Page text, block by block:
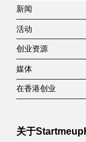
新闻
活动
创业资源
媒体
在香港创业
关于